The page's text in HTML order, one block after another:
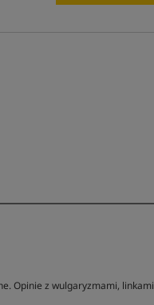
Opinie z wulgaryzmami, linkami